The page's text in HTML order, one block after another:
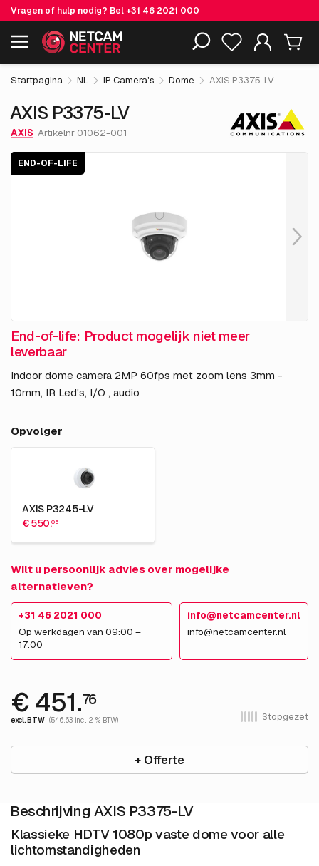
Vragen of hulp nodig? Bel+31 46 2021 000
Inclusief EOL-producten
AXIS P3375-LV € 451. 76
excl. BTW
Startpagina NL IP Camera's Dome AXIS P3375-LV
AXIS P3375-LV
AXIS Artikelnr 01062-001
END-OF-LIFE
End-of-life: Product mogelijk niet meer
leverbaar
Indoor dome camera 2MP 60fps met zoom lens 3mm -
10mm, IR Led's, I/O , audio
Opvolger
AXIS P3245-LV
€ 550.05
Wilt u persoonlijk advies over mogelijke
alternatieven?
+31 46 2021 000
Op werkdagen van 09:00 –
17:00
info@netcamcenter.nl
info@netcamcenter.nl
€ 451.76
excl. BTW (546.63 incl. 21% BTW) Stopgezet
+ Offerte
Beschrijving AXIS P3375-LV
Klassieke HDTV 1080p vaste dome voor alle
lichtomstandigheden